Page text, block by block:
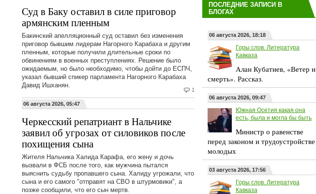
1
Суд в Баку оставил в силе приговор
армянским пленным
Бакинский апелляционный суд оставил без изменения
приговор бывшим лидерам Нагорного Карабаха и другим
пленным, которые получили длительные сроки по
обвинениям в военных преступлениях. Решение было
ожидаемым, но было необходимо, чтобы дойти до ЕСПЧ,
указал бывший спикер парламента Нагорного Карабаха
Давид Ишханян.
06 августа 2026, 05:47
Черкесский репатриант в Нальчике
заявил об угрозах от силовиков после
похищения сына
Жителя Нальчика Халида Карафа, его жену и дочь
вызвали в ФСБ после того, как мужчина пытался
выяснить судьбу пропавшего сына. Халиду угрожали, что
сына и его самого "отправят на СВО в штурмовики", а
позже сообщили, что его сын мертв.
ПОСЛЕДНИЕ ЗАПИСИ В
БЛОГАХ
06 августа 2026, 18:18
Горы слов. Литература
Кавказа
Алан Кубатиев, «Ветер и
смерть». Рассказ.
06 августа 2026, 09:47
Южная Осетия какая она
есть, была и могла бы быть
Министр о равенстве
перед законом и трудоустройстве
молодых
03 августа 2026, 17:56
Горы слов. Литература
Кавказа